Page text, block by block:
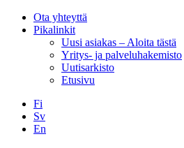
Ota yhteyttä
Pikalinkit
Uusi asiakas – Aloita tästä
Yritys- ja palveluhakemisto
Uutisarkisto
Etusivu
Fi
Sv
En